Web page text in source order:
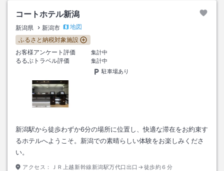
コートホテル新潟
新潟県 新潟市
地図
ふるさと納税対象施設
お客様アンケート評価
集計中
るるぶトラベル評価
集計中
駐車場あり
新潟駅から徒歩わずか6分の場所に位置し、快適な滞在をお約束す
るホテルへようこそ。新潟での素晴らしい体験をお楽しみくださ
い。
アクセス： ＪＲ上越新幹線新潟駅万代口出口→徒歩約６分